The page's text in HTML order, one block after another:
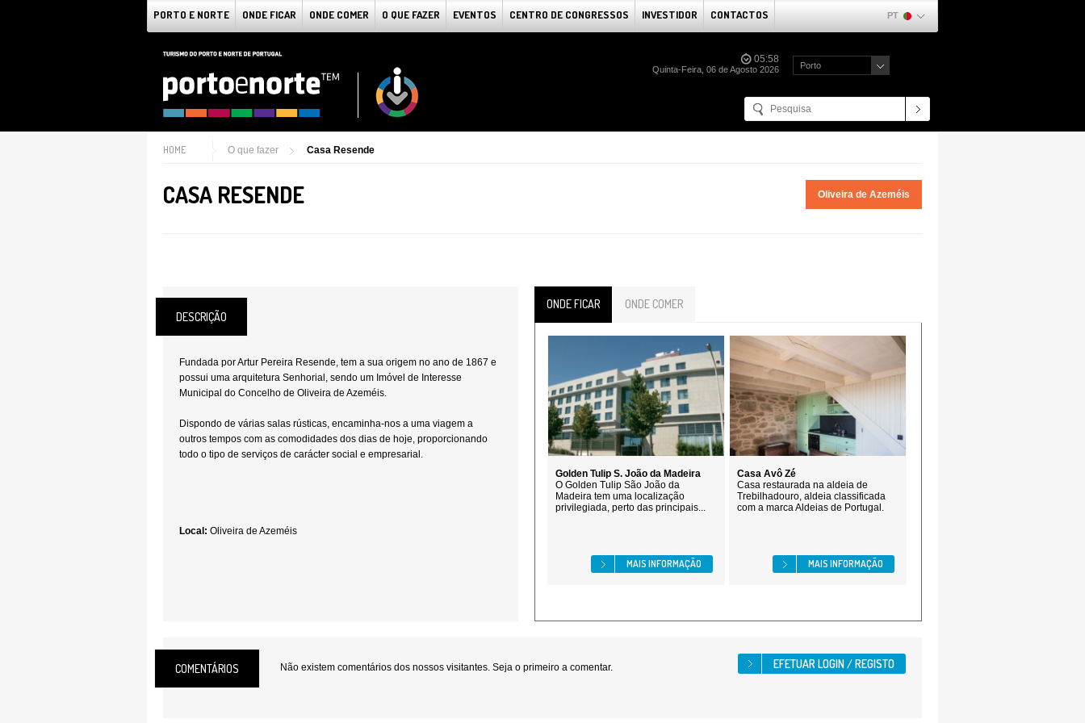
PORTO E NORTE ONDE FICAR ONDE COMER O QUE FAZER EVENTOS CENTRO DE CONGRESSOS INVESTIDOR CONTACTOS PT
05:58
Quinta-Feira, 06 de Agosto 2026 Porto
HOME O que fazer Casa Resende
CASA RESENDE Oliveira de Azeméis
DESCRIÇÃO
Fundada por Artur Pereira Resende, tem a sua origem no ano de 1867 e
possui uma arquitetura Senhorial, sendo um Imóvel de Interesse
Municipal do Concelho de Oliveira de Azeméis.
Dispondo de várias salas rústicas, encaminha-nos a uma viagem a
outros tempos com as comodidades dos dias de hoje, proporcionando
todo o tipo de serviços de carácter social e empresarial.
Local: Oliveira de Azeméis
ONDE FICAR ONDE COMER
Golden Tulip S. João da Madeira
O Golden Tulip São João da
Madeira tem uma localização
privilegiada, perto das principais...
MAIS INFORMAÇÃO
Casa Avô Zé
Casa restaurada na aldeia de
Trebilhadouro, aldeia classificada
com a marca Aldeias de Portugal.
MAIS INFORMAÇÃO
COMENTÁRIOS Não existem comentários dos nossos visitantes. Seja o primeiro a comentar.